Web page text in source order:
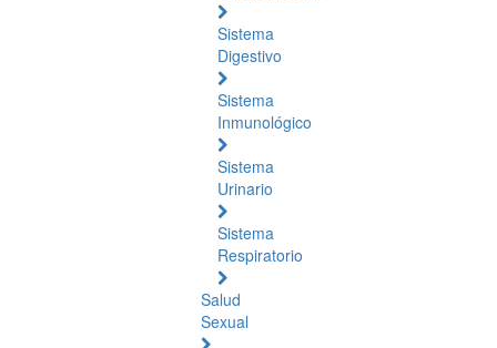
Sistema
Digestivo
Sistema
Inmunológico
Sistema
Urinario
Sistema
Respiratorio
Salud
Sexual